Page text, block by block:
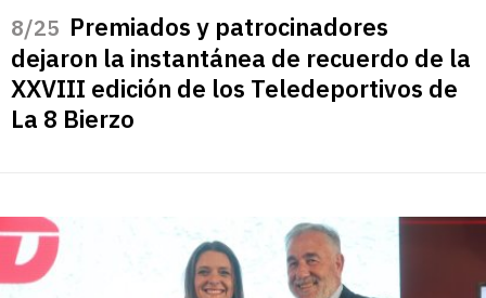
/25 Premiados y patrocinadores
dejaron la instantánea de recuerdo de la
XXVIII edición de los Teledeportivos de
La 8 Bierzo